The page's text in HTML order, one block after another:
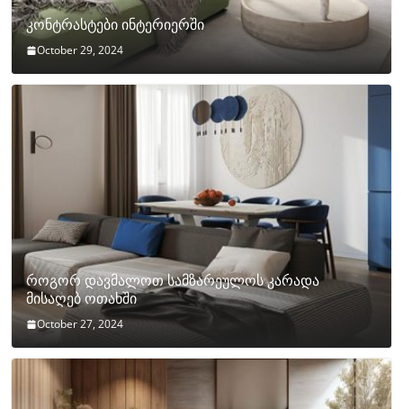
კონტრასტები ინტერიერში
October 29, 2024
როგორ დავმალოთ სამზარეულოს კარადა
მისაღებ ოთახში
October 27, 2024